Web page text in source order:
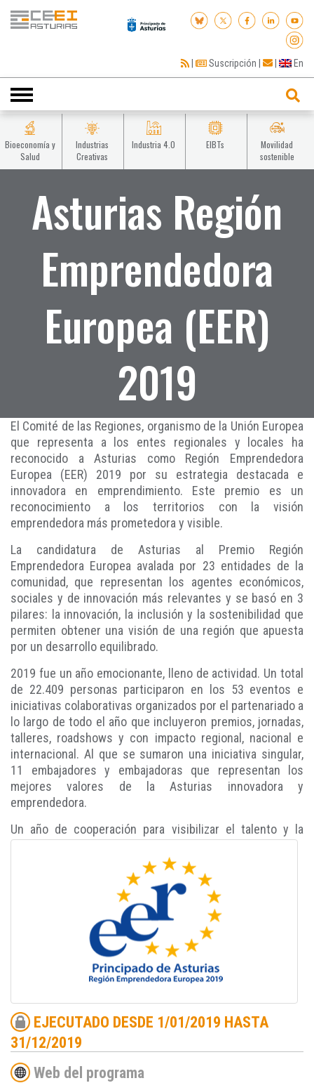
| Suscripción | | En
Toggle
navigation
Bioeconomía y
Salud
Industrias
Creativas
Industria 4.0 EIBTs
Movilidad
sostenible
Asturias Región
Emprendedora
Europea (EER)
2019
El Comité de las Regiones, organismo de la Unión Europea
que representa a los entes regionales y locales ha
reconocido a Asturias como Región Emprendedora
Europea (EER) 2019 por su estrategia destacada e
innovadora en emprendimiento. Este premio es un
reconocimiento a los territorios con la visión
emprendedora más prometedora y visible.
La candidatura de Asturias al Premio Región
Emprendedora Europea avalada por 23 entidades de la
comunidad, que representan los agentes económicos,
sociales y de innovación más relevantes y se basó en 3
pilares: la innovación, la inclusión y la sostenibilidad que
permiten obtener una visión de una región que apuesta
por un desarrollo equilibrado.
2019 fue un año emocionante, lleno de actividad. Un total
de 22.409 personas participaron en los 53 eventos e
iniciativas colaborativas organizados por el partenariado a
lo largo de todo el año que incluyeron premios, jornadas,
talleres, roadshows y con impacto regional, nacional e
internacional. Al que se sumaron una iniciativa singular,
11 embajadores y embajadoras que representan los
mejores valores de la Asturias innovadora y
emprendedora.
Un año de cooperación para visibilizar el talento y la
innovación generada en Asturias.
EJECUTADO DESDE 1/01/2019 HASTA
31/12/2019
Web del programa